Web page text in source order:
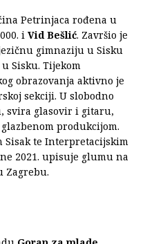
Petrinjaca rođena u
i Vid Bešlić. Završio je
gimnaziju u Sisku
Sisku. Tijekom
obrazovanja aktivno je
sekciji. U slobodno
svira glasovir i gitaru,
produkcijom.
te Interpretacijskim
2021. upisuje glumu na
Zagrebu.